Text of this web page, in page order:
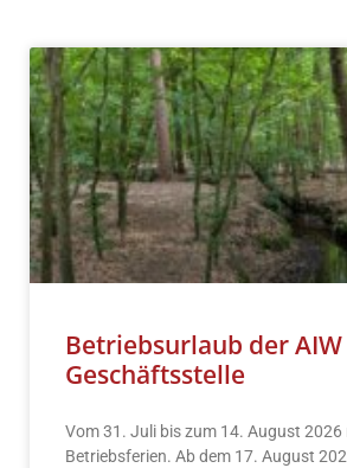
Betriebsurlaub der AIW
Geschäftsstelle
Vom 31. Juli bis zum 14. August 2026
Betriebsferien. Ab dem 17. August